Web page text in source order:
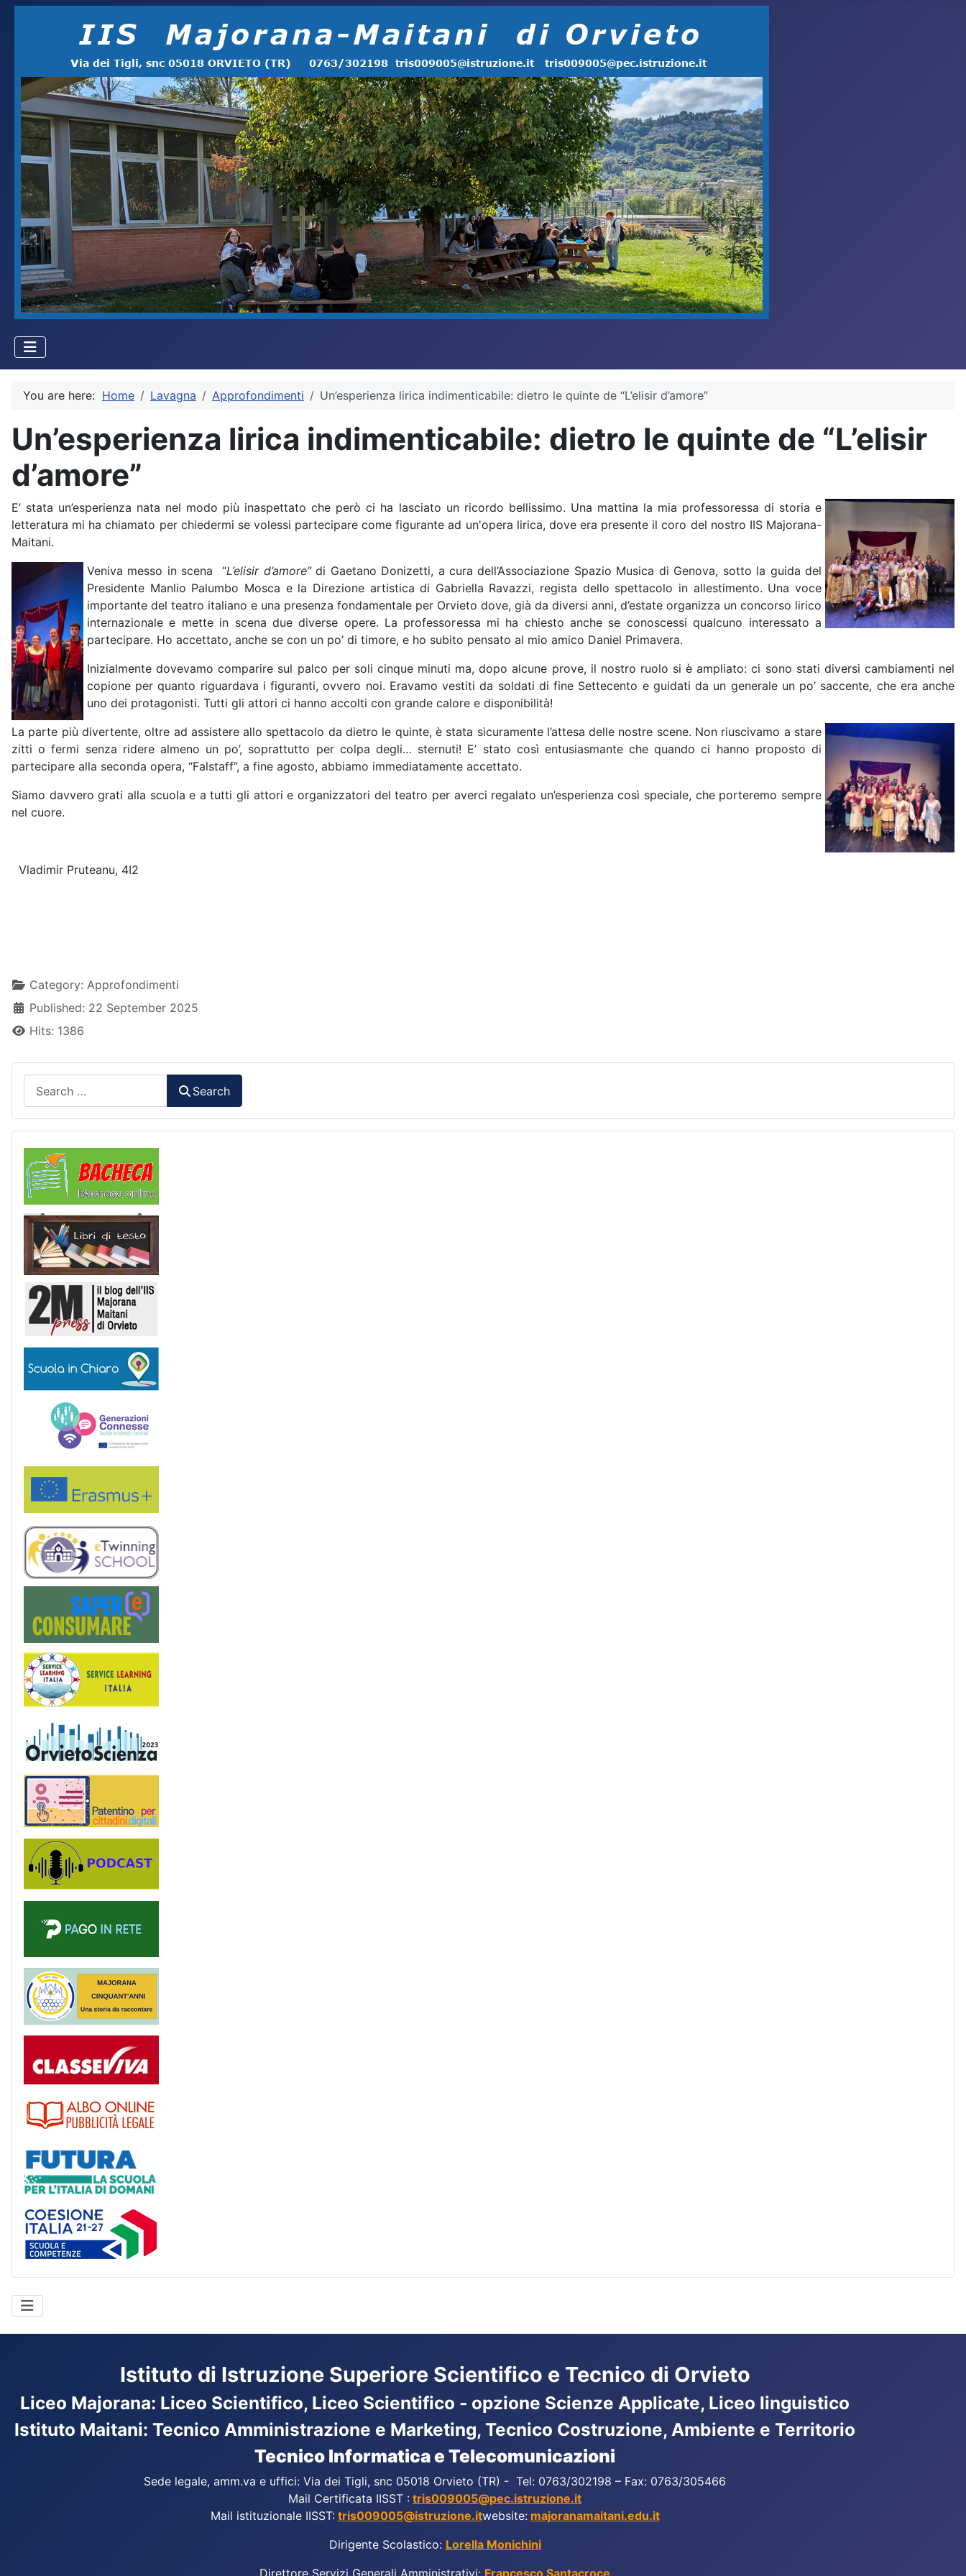
You are here: Home Lavagna Approfondimenti Un’esperienza lirica indimenticabile: dietro le quinte de “L’elisir d’amore”
Un’esperienza lirica indimenticabile: dietro le quinte de “L’elisir
d’amore”
E’ stata un’esperienza nata nel modo più inaspettato che però ci ha lasciato un ricordo bellissimo. Una mattina la mia professoressa di storia e
letteratura mi ha chiamato per chiedermi se volessi partecipare come figurante ad un'opera lirica, dove era presente il coro del nostro IIS Majorana-
Maitani.
Veniva messo in scena “L’elisir d’amore”di Gaetano Donizetti, a cura dell’Associazione Spazio Musica di Genova, sotto la guida del
Presidente Manlio Palumbo Mosca e la Direzione artistica di Gabriella Ravazzi, regista dello spettacolo in allestimento. Una voce
importante del teatro italiano e una presenza fondamentale per Orvieto dove, già da diversi anni, d’estate organizza un concorso lirico
internazionale e mette in scena due diverse opere. La professoressa mi ha chiesto anche se conoscessi qualcuno interessato a
partecipare. Ho accettato, anche se con un po’ di timore, e ho subito pensato al mio amico Daniel Primavera.
Inizialmente dovevamo comparire sul palco per soli cinque minuti ma, dopo alcune prove, il nostro ruolo si è ampliato: ci sono stati diversi cambiamenti nel
copione per quanto riguardava i figuranti, ovvero noi. Eravamo vestiti da soldati di fine Settecento e guidati da un generale un po’ saccente, che era anche
uno dei protagonisti. Tutti gli attori ci hanno accolti con grande calore e disponibilità!
La parte più divertente, oltre ad assistere allo spettacolo da dietro le quinte, è stata sicuramente l’attesa delle nostre scene. Non riuscivamo a stare
zitti o fermi senza ridere almeno un po’, soprattutto per colpa degli… sternuti! E’ stato così entusiasmante che quando ci hanno proposto di
partecipare alla seconda opera, “Falstaff”, a fine agosto, abbiamo immediatamente accettato.
Siamo davvero grati alla scuola e a tutti gli attori e organizzatori del teatro per averci regalato un’esperienza così speciale, che porteremo sempre
nel cuore.
Vladimir Pruteanu, 4I2
DetailsCategory: Approfondimenti
Published: 22 September 2025
Hits: 1386
Search
Libri di Testo
Scuola in chiaro
Erasmus+
eTwinning
Service Learning
Istituto di Istruzione Superiore Scientifico e Tecnico di Orvieto
Liceo Majorana: Liceo Scientifico, Liceo Scientifico - opzione Scienze Applicate, Liceo linguistico
Istituto Maitani: Tecnico Amministrazione e Marketing, Tecnico Costruzione, Ambiente e Territorio
Tecnico Informatica e Telecomunicazioni
Sede legale, amm.va e uffici: Via dei Tigli, snc 05018 Orvieto (TR) - Tel: 0763/302198 – Fax: 0763/305466
Mail Certificata IISST : tris009005@pec.istruzione.it
Mail istituzionale IISST: tris009005@istruzione.itwebsite: majoranamaitani.edu.it
Dirigente Scolastico: Lorella Monichini